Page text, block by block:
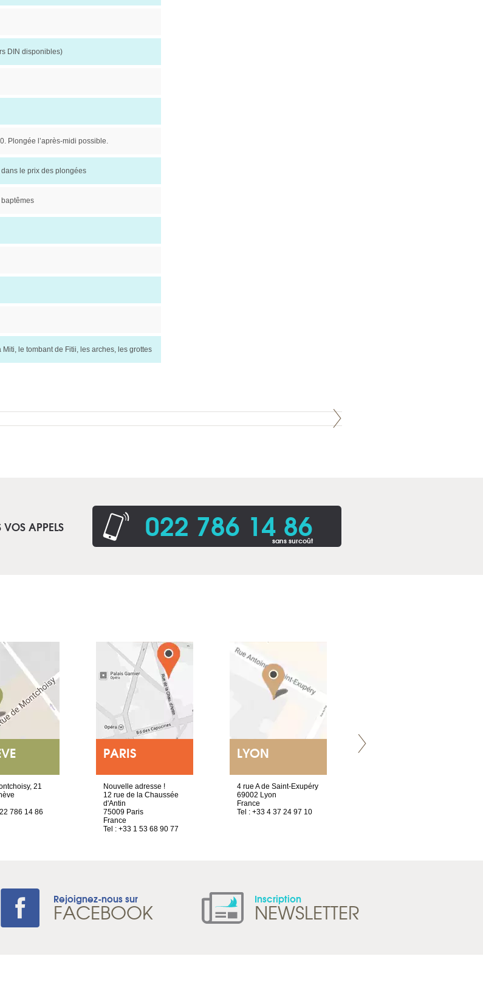
DIN disponibles)
Plongée l’après-midi possible.
dans le prix des plongées
Miti, le tombant de Fitii, les arches, les grottes
VOS APPELS 022 786 14 86
sans surcoût
21
786 14 86
PARIS
Nouvelle adresse !
12 rue de la Chaussée
d'Antin
75009 Paris
France
Tel : +33 1 53 68 90 77
LYON
4 rue A de Saint-Exupéry
69002 Lyon
France
Tel : +33 4 37 24 97 10
Rejoignez-nous sur
FACEBOOK Inscription
NEWSLETTER